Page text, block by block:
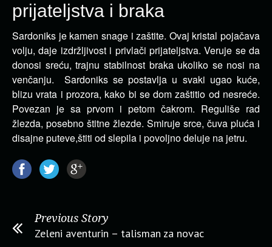
prijateljstva i braka
Sardoniks je kamen snage i zaštite. Ovaj kristal pojačava
volju, daje izdržljivost i privlači prijateljstva. Veruje se da
donosi sreću, trajnu stabilnost braka ukoliko se nosi na
venčanju. Sardoniks se postavlja u svaki ugao kuće,
blizu vrata i prozora, kako bi se dom zaštitio od nesreće.
Povezan je sa prvom i petom čakrom. Reguliše rad
žlezda, posebno štitne žlezde. Smiruje srce, čuva pluća i
disajne puteve,štiti od slepila i povoljno deluje na jetru.
Previous Story
Zeleni aventurin – talisman za novac